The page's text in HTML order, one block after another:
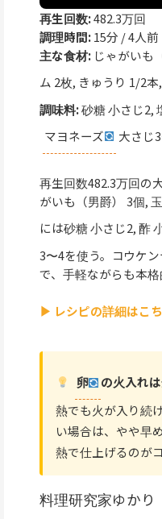
再生回数:482.3万回
調理時間:15分 / 4人前
主な食材: じゃがいも
ム 2枚, きゅうり 1/2本,
調味料:砂糖 小さじ2,
マヨネーズ
大さじ
再生回数482.3万回の
がいも（男爵） 3個,
には砂糖 小さじ2, 酢
3〜4を使う。コウケ
で、手軽ながらも本格
▶ レシピの詳細はこ
卵 の火入れ
熱でも火が入り続
い場合は、やや早
熱で仕上げるのがコ
料理研究家ゆかり